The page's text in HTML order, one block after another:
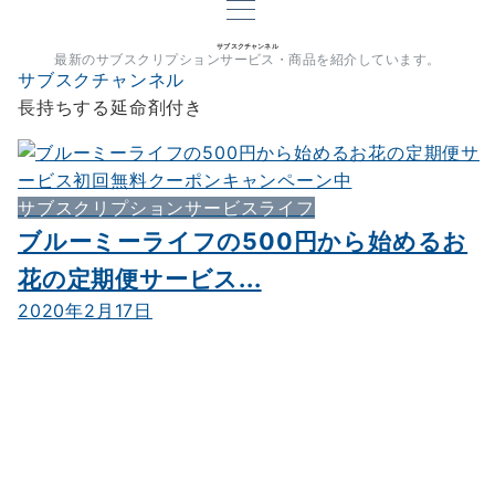
サブスクチャンネル
最新のサブスクリプションサービス・商品を紹介しています。
サブスクチャンネル
長持ちする延命剤付き
サブスクリプションサービスライフ
ブルーミーライフの500円から始めるお
花の定期便サービス...
2020年2月17日